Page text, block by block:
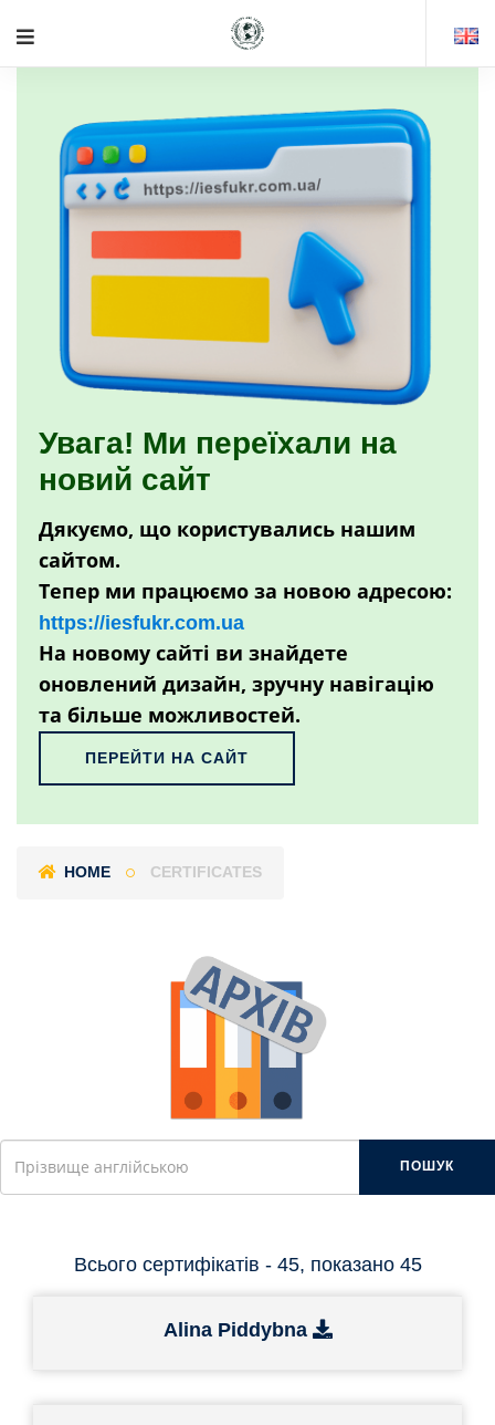
Увага! Ми переїхали на
новий сайт
Дякуємо, що користувались нашим
сайтом.
Тепер ми працюємо за новою адресою:
https://iesfukr.com.ua
На новому сайті ви знайдете
оновлений дизайн, зручну навігацію
та більше можливостей.
ПЕРЕЙТИ НА САЙТ
HOME CERTIFICATES
ПОШУК
Всього сертифікатів - 45, показано 45
Alina Piddybna